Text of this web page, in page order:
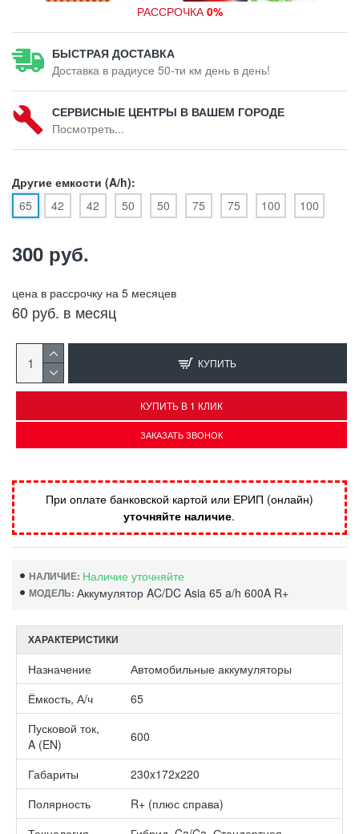
БЫСТРАЯ ДОСТАВКА
Доставка в радиусе 50-ти км день в день!
РАССРОЧКА 0%
СЕРВИСНЫЕ ЦЕНТРЫ В ВАШЕМ ГОРОДЕ
Посмотреть...
Другие емкости (A/h):
42
42 50 50
65 75 75 100 100
При оплате банковской картой или ЕРИП (онлайн)
уточняйте наличие.
НАЛИЧИЕ: Наличие уточняйте
МОДЕЛЬ: Аккумулятор AC/DC Asia 65 a/h 600A R+
300 руб.
цена в рассрочку на 5 месяцев
60 руб. в месяц
КУПИТЬ
КУПИТЬ В 1 КЛИК
ЗАКАЗАТЬ ЗВОНОК
ХАРАКТЕРИСТИКИ
Назначение
Автомобильные аккумуляторы
Ёмкость, А/ч
65
Пусковой ток,
A (EN)
600
Габариты
230x172x220
Полярность
R+ (плюс справа)